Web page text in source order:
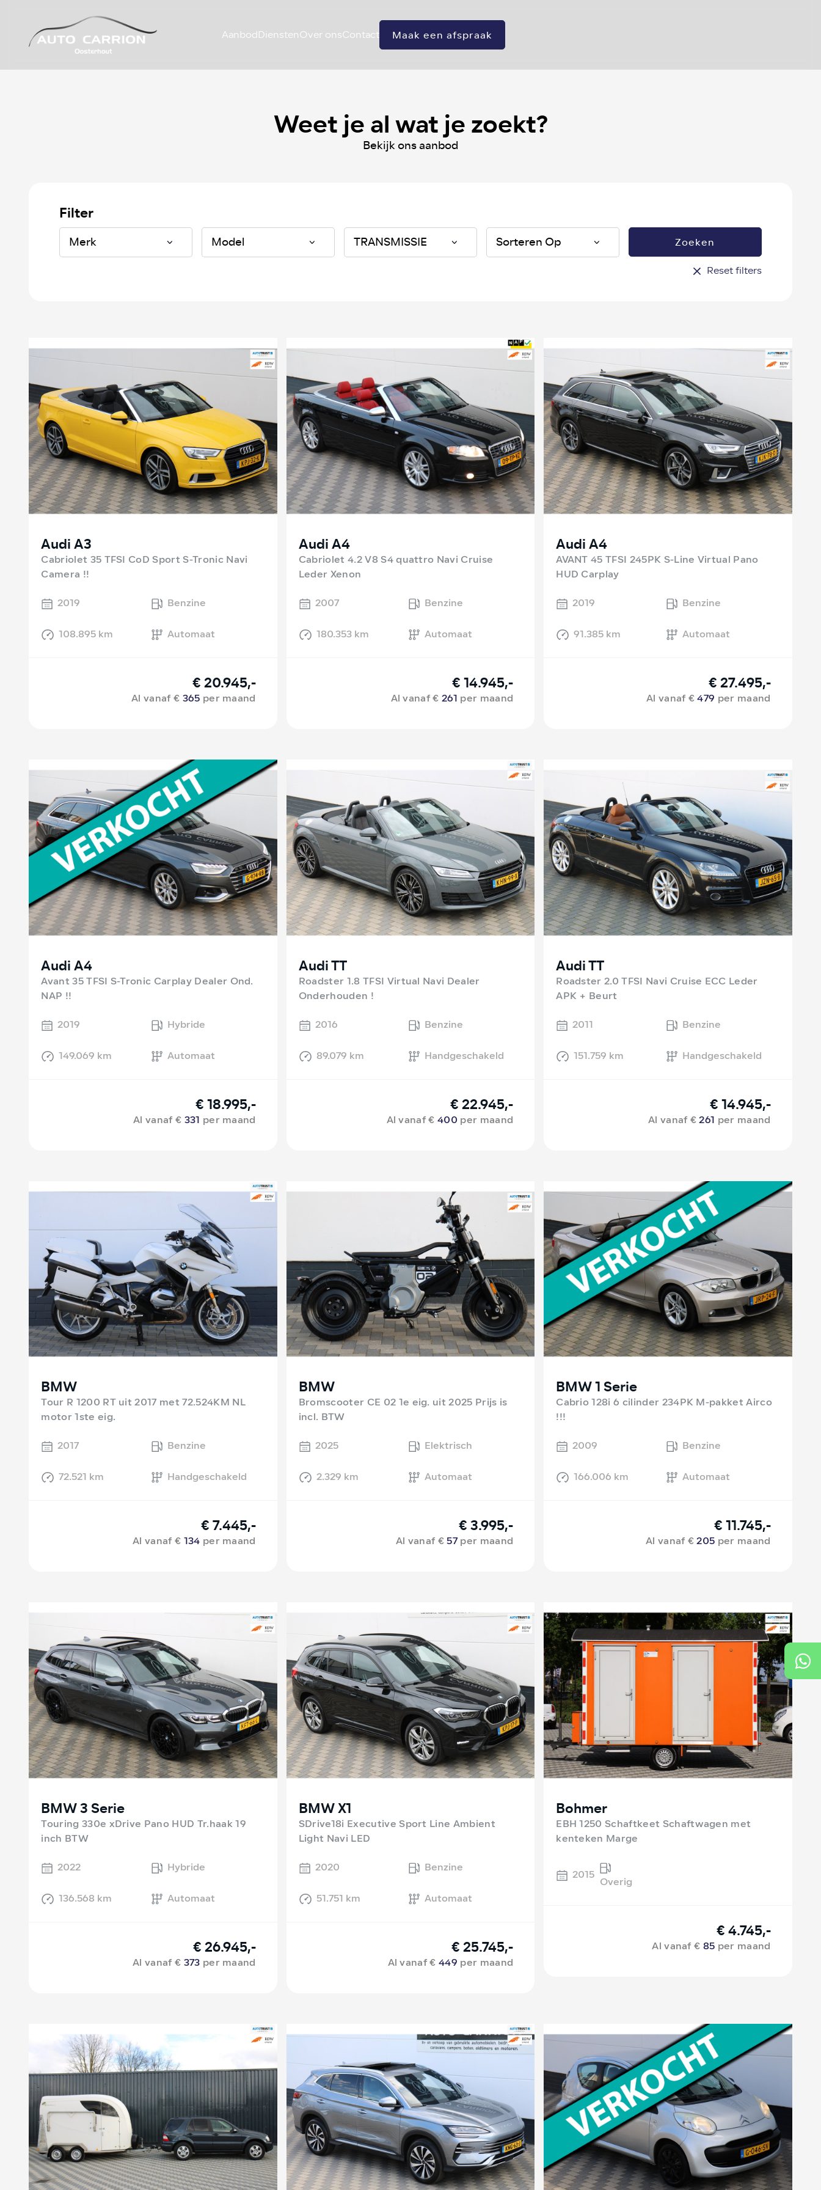
AanbodDienstenOver onsContact Maak een afspraak
Weet je al wat je zoekt?
Bekijk ons aanbod
Filter
Zoeken
Reset filters
Audi A3
Cabriolet 35 TFSI CoD Sport S-Tronic Navi
Camera !!
2019
Benzine
108.895 km Automaat
€ 20.945,-
Al vanaf € 365 per maand
Audi A4
Cabriolet 4.2 V8 S4 quattro Navi Cruise
Leder Xenon
2007
Benzine
180.353 km Automaat
€ 14.945,-
Al vanaf €261 per maand
Audi A4
AVANT 45 TFSI 245PK S-Line Virtual Pano
HUD Carplay
2019
Benzine
91.385 km Automaat
€ 27.495,-
Al vanaf €479 per maand
Audi A4
Avant 35 TFSI S-Tronic Carplay Dealer Ond.
NAP !!
2019
Hybride
149.069 km Automaat
€ 18.995,-
Al vanaf € 331 per maand
Audi TT
Roadster 1.8 TFSI Virtual Navi Dealer
Onderhouden !
2016
Benzine
89.079 km Handgeschakeld
€ 22.945,-
Al vanaf €400 per maand
Audi TT
Roadster 2.0 TFSI Navi Cruise ECC Leder
APK + Beurt
2011
Benzine
151.759 km Handgeschakeld
€ 14.945,-
Al vanaf €261 per maand
BMW
Tour R 1200 RT uit 2017 met 72.524KM NL
motor 1ste eig.
2017
Benzine
72.521 km Handgeschakeld
€ 7.445,-
Al vanaf € 134 per maand
BMW
Bromscooter CE 02 1e eig. uit 2025 Prijs is
incl. BTW
2025
Elektrisch
2.329 km Automaat
€ 3.995,-
Al vanaf €57per maand
BMW 1 Serie
Cabrio 128i 6 cilinder 234PK M-pakket Airco
!!!
2009
Benzine
166.006 km Automaat
€ 11.745,-
Al vanaf €205 per maand
BMW 3 Serie
Touring 330e xDrive Pano HUD Tr.haak 19
inch BTW
2022
Hybride
136.568 km Automaat
€ 26.945,-
Al vanaf € 373 per maand
BMW X1
SDrive18i Executive Sport Line Ambient
Light Navi LED
2020
Benzine
51.751 km Automaat
€ 25.745,-
Al vanaf €449 per maand
Bohmer
EBH 1250 Schaftkeet Schaftwagen met
kenteken Marge
2015 Overig
€ 4.745,-
Al vanaf € 85 per maand